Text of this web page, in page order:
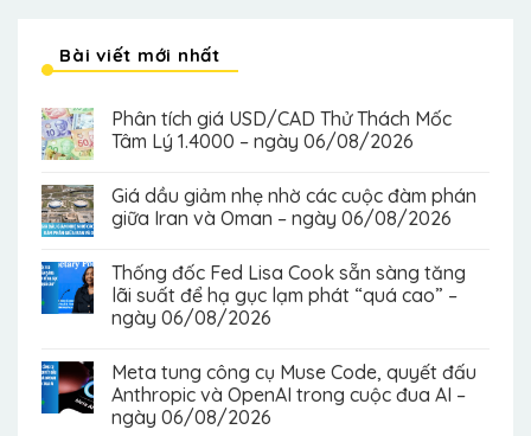
Bài viết mới nhất
Phân tích giá USD/CAD Thử Thách Mốc
Tâm Lý 1.4000 – ngày 06/08/2026
Giá dầu giảm nhẹ nhờ các cuộc đàm phán
giữa Iran và Oman – ngày 06/08/2026
Thống đốc Fed Lisa Cook sẵn sàng tăng
lãi suất để hạ gục lạm phát “quá cao” –
ngày 06/08/2026
Meta tung công cụ Muse Code, quyết đấu
Anthropic và OpenAI trong cuộc đua AI –
ngày 06/08/2026